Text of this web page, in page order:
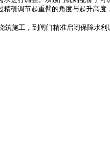
确调节起重臂的角度与起升高
施工，到闸门精准启闭保障水利